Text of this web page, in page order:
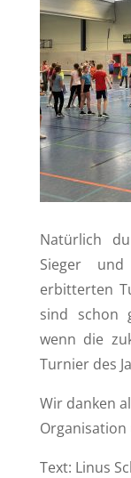
Natürlich
Sieger
erbitterten
sind schon
wenn die
Turnier des
Wir danken
Organisation
Text: Linus